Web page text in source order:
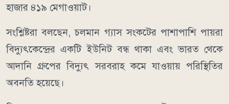
হাজার ৪১৯ মেগাওয়াট।
সংশ্লিষ্টরা বলছেন, চলমান গ্যাস সংকটের পাশাপাশি পায়রা
বিদ্যুৎকেন্দ্রের একটি ইউনিট বন্ধ থাকা এবং ভারত থেকে
আদানি গ্রুপের বিদ্যুৎ সরবরাহ কমে যাওয়ায় পরিস্থিতির
অবনতি হয়েছে।